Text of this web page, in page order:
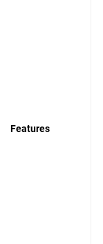
Features